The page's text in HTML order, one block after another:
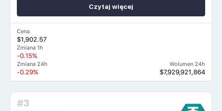
Cena
$1,902.57
Zmiana 1h
-0.15%
Zmiana 24h
-0.29%
Wolumen 24h
$7,929,921,864
Czytaj więcej
#3